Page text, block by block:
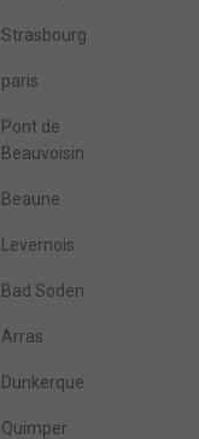
Strasbourg
paris
Pont de
Beauvoisin
Beaune
Levernois
Bad Soden
Arras
Dunkerque
Quimper